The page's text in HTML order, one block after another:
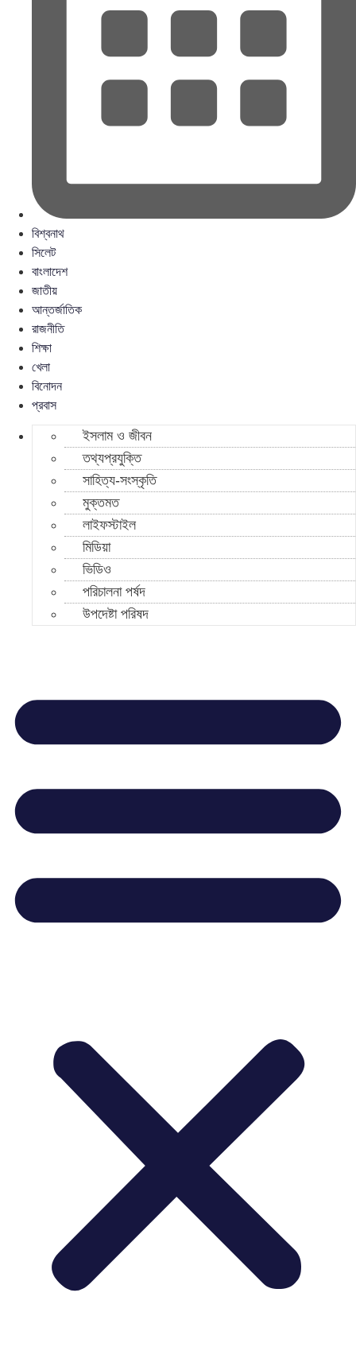
বিশ্বনাথ
সিলেট
বাংলাদেশ
জাতীয়
আন্তর্জাতিক
রাজনীতি
শিক্ষা
খেলা
বিনোদন
প্রবাস
ইসলাম ও জীবন
তথ্যপ্রযুক্তি
সাহিত্য-সংস্কৃতি
মুক্তমত
লাইফস্টাইল
মিডিয়া
ভিডিও
পরিচালনা পর্ষদ
উপদেষ্টা পরিষদ